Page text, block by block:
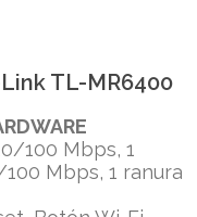
TL-MR6400
100 Mbps, 1
Mbps, 1 ranura